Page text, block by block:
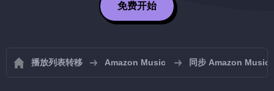
免费开始
播放列表转移 Amazon Music 同步 Amazon Music